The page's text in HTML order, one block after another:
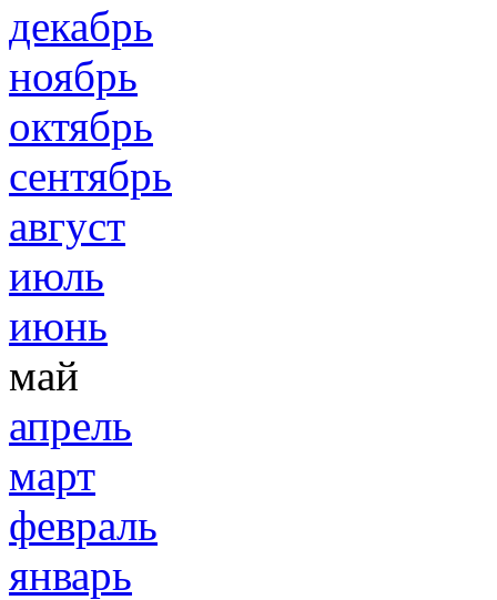
декабрь
ноябрь
октябрь
сентябрь
август
июль
июнь
май
апрель
март
февраль
январь